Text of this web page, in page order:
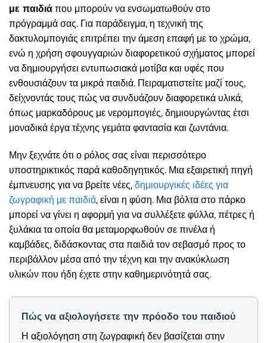
με παιδιά που μπορούν να ενσωματωθούν στο
πρόγραμμά σας. Για παράδειγμα, η τεχνική της
δακτυλομπογιάς επιτρέπει την άμεση επαφή με το χρώμα,
ενώ η χρήση σφουγγαριών διαφορετικού σχήματος μπορεί
να δημιουργήσει εντυπωσιακά μοτίβα και υφές που
ενθουσιάζουν τα μικρά παιδιά. Πειραματιστείτε μαζί τους,
δείχνοντάς τους πώς να συνδυάζουν διαφορετικά υλικά,
όπως μαρκαδόρους με νερομπογιές, δημιουργώντας έτσι
μοναδικά έργα τέχνης γεμάτα φαντασία και ζωντάνια.
Μην ξεχνάτε ότι ο ρόλος σας είναι περισσότερο
υποστηρικτικός παρά καθοδηγητικός. Μια εξαιρετική πηγή
έμπνευσης για να βρείτε νέες, δημιουργικές ιδέες για
ζωγραφική με παιδιά, είναι η φύση. Μια βόλτα στο πάρκο
μπορεί να γίνει η αφορμή για να συλλέξετε φύλλα, πέτρες ή
ξυλάκια τα οποία θα μεταμορφωθούν σε πινέλα ή
καμβάδες, διδάσκοντας στα παιδιά τον σεβασμό προς το
περιβάλλον μέσα από την τέχνη και την ανακύκλωση
υλικών που ήδη έχετε στην καθημερινότητά σας.
Πώς να αξιολογήσετε την πρόοδο του παιδιού
Η αξιολόγηση στη ζωγραφική δεν βασίζεται στην